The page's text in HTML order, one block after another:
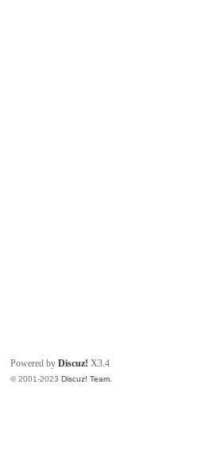
Powered byDiscuz! X3.4
© 2001-2023Discuz! Team